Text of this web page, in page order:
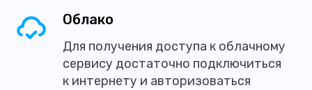
Облако
Для получения доступа к облачному
сервису достаточно подключиться
к интернету и авторизоваться